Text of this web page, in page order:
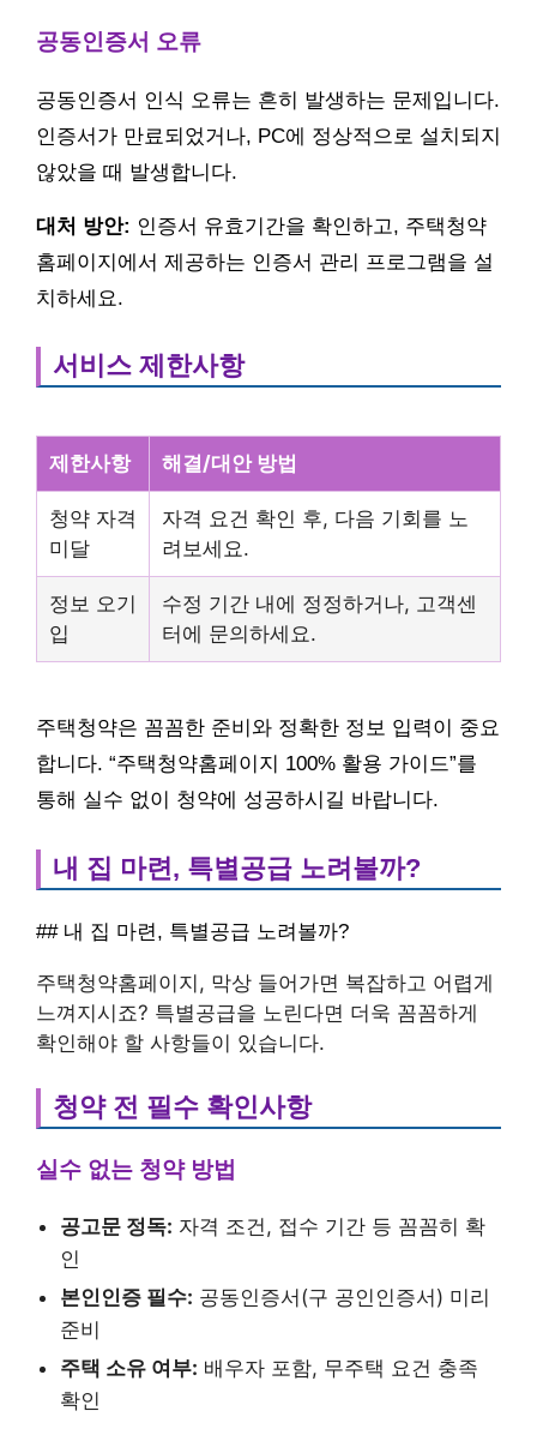
공동인증서 오류
공동인증서 인식 오류는 흔히 발생하는 문제입니다.
인증서가 만료되었거나, PC에 정상적으로 설치되지
않았을 때 발생합니다.
대처 방안: 인증서 유효기간을 확인하고, 주택청약
홈페이지에서 제공하는 인증서 관리 프로그램을 설
치하세요.
서비스 제한사항
제한사항 해결/대안 방법
청약 자격
미달
자격 요건 확인 후, 다음 기회를 노
려보세요.
정보 오기
입
수정 기간 내에 정정하거나, 고객센
터에 문의하세요.
주택청약은 꼼꼼한 준비와 정확한 정보 입력이 중요
합니다. “주택청약홈페이지 100% 활용 가이드”를
통해 실수 없이 청약에 성공하시길 바랍니다.
내 집 마련, 특별공급 노려볼까?
## 내 집 마련, 특별공급 노려볼까?
주택청약홈페이지, 막상 들어가면 복잡하고 어렵게
느껴지시죠? 특별공급을 노린다면 더욱 꼼꼼하게
확인해야 할 사항들이 있습니다.
청약 전 필수 확인사항
실수 없는 청약 방법
공고문 정독: 자격 조건, 접수 기간 등 꼼꼼히 확
인
본인인증 필수: 공동인증서(구 공인인증서) 미리
준비
주택 소유 여부: 배우자 포함, 무주택 요건 충족
확인